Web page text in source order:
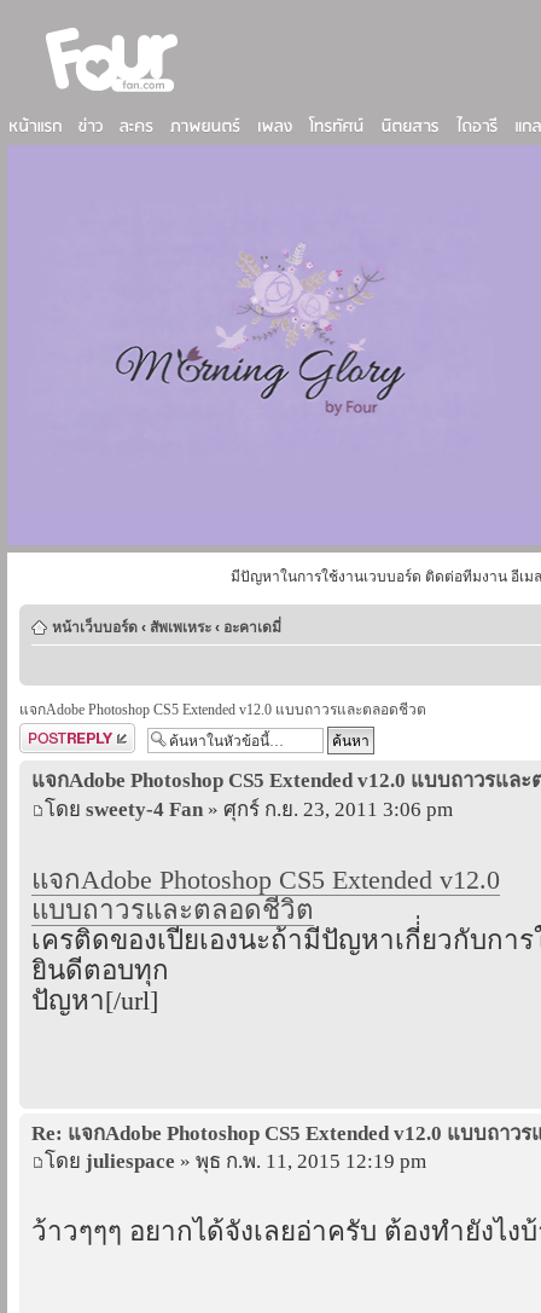
มีปัญหาในการใช้งานเวบบอร์ด ติดต่อทีมงาน อีเม
หน้าเว็บบอร์ด ‹ สัพเพเหระ ‹ อะคาเดมี่
แจกAdobe Photoshop CS5 Extended v12.0 แบบถาวรและตลอดชีวต
ตอบกระทู้
แจกAdobe Photoshop CS5 Extended v12.0 แบบถาวรแล
โดย sweety-4 Fan » ศุกร์ ก.ย. 23, 2011 3:06 pm
แจกAdobe Photoshop CS5 Extended v12.0
แบบถาวรและตลอดชีวิต
เครติดของเปียเองนะถ้ามีปัญหาเกี่่ยวกับกา
ยินดีตอบทุก
ปัญหา[/url]
Re: แจกAdobe Photoshop CS5 Extended v12.0 แบบถาว
โดย juliespace » พุธ ก.พ. 11, 2015 12:19 pm
ว้าวๆๆๆ อยากได้จังเลยอ่าครับ ต้องทำยังไง